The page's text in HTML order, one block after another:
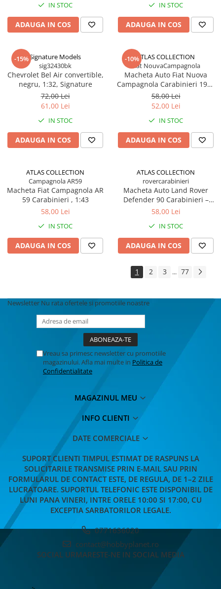
IN STOC
ADAUGA IN COS
IN STOC
ADAUGA IN COS
-15%Signature Models
sig32430bk
Chevrolet Bel Air convertible,
negru, 1:32, Signature
72,00 Lei
61,00 Lei
IN STOC
ADAUGA IN COS
-10%ATLAS COLLECTION
Fiat NouvaCampagnola
Macheta Auto Fiat Nuova
Campagnola Carabinieri 1982
– Scara 1:43, Atlas Collection
58,00 Lei
52,00 Lei
IN STOC
ADAUGA IN COS
ATLAS COLLECTION
Campagnola AR59
Macheta Fiat Campagnola AR
59 Carabinieri , 1:43
58,00 Lei
IN STOC
ADAUGA IN COS
ATLAS COLLECTION
rovercarabinieri
Macheta Auto Land Rover
Defender 90 Carabinieri –
Scara 1:43, Atlas Collection
58,00 Lei
IN STOC
ADAUGA IN COS
1 2 3 ... 77
Newsletter Nu rata ofertele si promotiile noastre
Vreau sa primesc newsletter cu promotiile
magazinului. Afla mai multe in Politica de
Confidentialitate
MAGAZINUL MEU
INFO CLIENTI
DATE COMERCIALE
SUPORT CLIENTI TIMPUL ESTIMAT DE RASPUNS LA
SOLICITARILE TRANSMISE PRIN E-MAIL SAU PRIN
FORMULARUL DE CONTACT ESTE, DE REGULA, DE 1–2 ZILE
LUCRATOARE. SUPORTUL TELEFONIC ESTE DISPONIBIL DE
LUNI PANA VINERI, INTRE ORELE 10:00 SI 17:00, CU
EXCEPTIA SARBATORILOR LEGALE.
0771636020
contact@hobbyplanet.ro
SOCIAL URMARESTE-NE IN SOCIAL MEDIA